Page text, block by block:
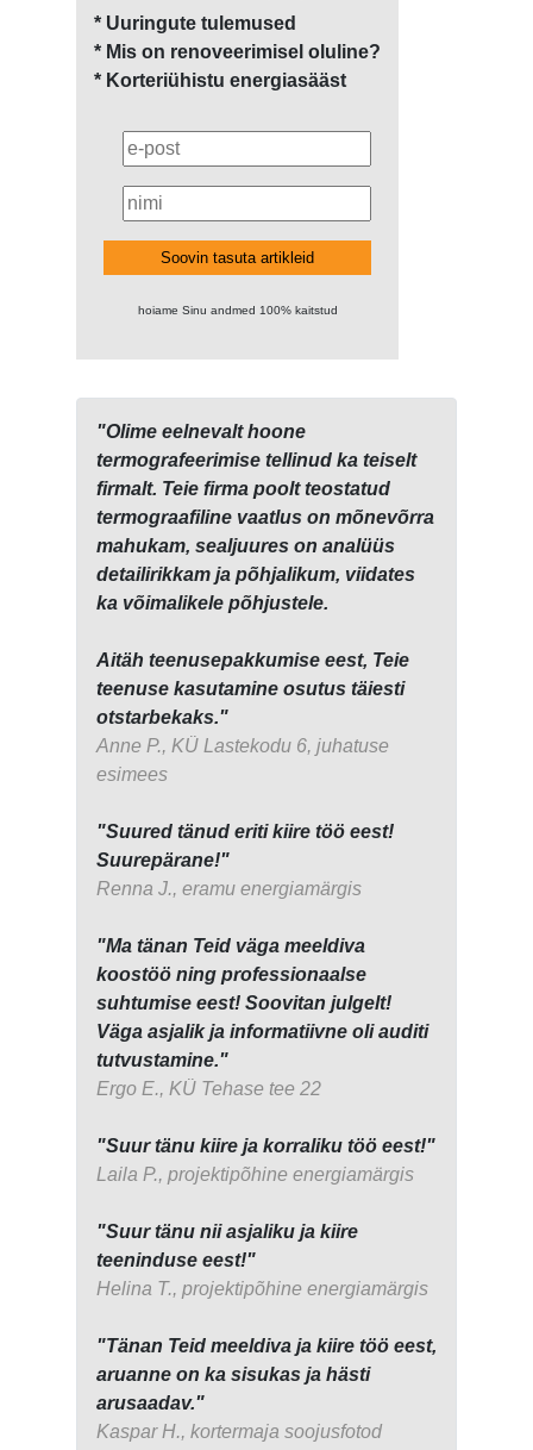
"Olime eelnevalt hoone
termografeerimise tellinud ka teiselt
firmalt. Teie firma poolt teostatud
termograafiline vaatlus on mõnevõrra
mahukam, sealjuures on analüüs
detailirikkam ja põhjalikum, viidates
ka võimalikele põhjustele.
Aitäh teenusepakkumise eest, Teie
teenuse kasutamine osutus täiesti
otstarbekaks."
Anne P., KÜ Lastekodu 6, juhatuse
esimees
"Suured tänud eriti kiire töö eest!
Suurepärane!"
Renna J., eramu energiamärgis
"Ma tänan Teid väga meeldiva
koostöö ning professionaalse
suhtumise eest! Soovitan julgelt!
Väga asjalik ja informatiivne oli auditi
tutvustamine."
Ergo E., KÜ Tehase tee 22
"Suur tänu kiire ja korraliku töö eest!"
Laila P., projektipõhine energiamärgis
"Suur tänu nii asjaliku ja kiire
teeninduse eest!"
Helina T., projektipõhine energiamärgis
"Tänan Teid meeldiva ja kiire töö eest,
aruanne on ka sisukas ja hästi
arusaadav."
Kaspar H., kortermaja soojusfotod
* Uuringute tulemused
* Mis on renoveerimisel oluline?
* Korteriühistu energiasääst
Soovin tasuta artikleid
hoiame Sinu andmed 100% kaitstud